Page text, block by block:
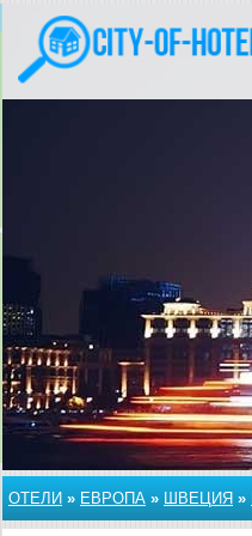
ОТЕЛИ » ЕВРОПА » ШВЕЦИЯ »